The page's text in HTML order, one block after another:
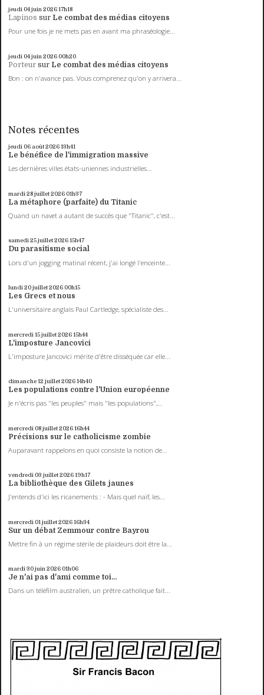
jeudi 04juin 202617h18
Lapinos sur Le combat des médias citoyens
Pour une fois je ne mets pas en avant ma phraséologie...
jeudi 04juin 2026 00h20
Porteur sur Le combat des médias citoyens
Bon : on n'avance pas. Vous comprenez qu'on y arrivera...
Notes récentes
jeudi 06 août 202613h41
Le bénéfice de l'immigration massive
Les dernières villes états-uniennes industrielles...
mardi 28juillet 2026 01h37
La métaphore (parfaite) du Titanic
Quand un navet a autant de succès que "Titanic", c'est...
samedi 25juillet 202615h47
Du parasitisme social
Lors d'un jogging matinal récent, j'ai longé l'enceinte...
lundi 20juillet 2026 00h15
Les Grecs et nous
L'universitaire anglais Paul Cartledge, spécialiste des...
mercredi 15juillet 202615h44
L'imposture Jancovici
L'imposture Jancovici mérite d'être disséquée car elle...
dimanche 12 juillet 202614h40
Les populations contre l'Union européenne
Je n'écris pas "les peuples" mais "les populations",...
mercredi 08juillet 202616h44
Précisions sur le catholicisme zombie
Auparavant rappelons en quoi consiste la notion de...
vendredi 03 juillet 202619h17
La bibliothèque des Gilets jaunes
J'entends d'ici les ricanements : - Mais quel naïf, les...
mercredi 01 juillet 202616h34
Sur un débat Zemmour contre Bayrou
Mettre fin à un régime stérile de plaideurs doit être la...
mardi 30juin 2026 01h06
Je n'ai pas d'ami comme toi...
Dans un téléfilm australien, un prêtre catholique fait...